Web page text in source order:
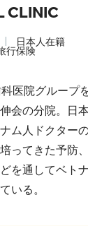
CLINIC
日本人在籍
行保険
医院グループ
会の分院。日
ム人ドクター
ってきた予防
を通してベト
いる。